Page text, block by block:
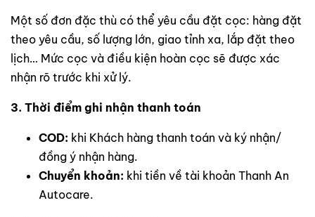
Một số đơn đặc thù có thể yêu cầu đặt cọc: hàng đặt
theo yêu cầu, số lượng lớn, giao tỉnh xa, lắp đặt theo
lịch… Mức cọc và điều kiện hoàn cọc sẽ được xác
nhận rõ trước khi xử lý.
3. Thời điểm ghi nhận thanh toán
COD: khi Khách hàng thanh toán và ký nhận/
đồng ý nhận hàng.
Chuyển khoản: khi tiền về tài khoản Thanh An
Autocare.